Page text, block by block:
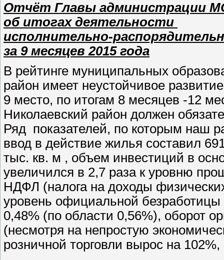
Отчёт Главы администрации
об итогах деятельности
исполнительно-
за 9 месяцев 2015 года
В рейтинге муниципальных
район имеет неустойчивое
9 место, по итогам 8 месяцев -12
Николаевский район должен
Ряд показателей, по которым наш
ввод в действие жилья составил
тыс. кв. м , объем инвестиций в
увеличился в 2,7 раза к уровню
НДФЛ (налога на доходы
уровень официальной безработицы
0,48% (по области 0,56%), оборот
(несмотря на непростую
розничной торговли вырос на